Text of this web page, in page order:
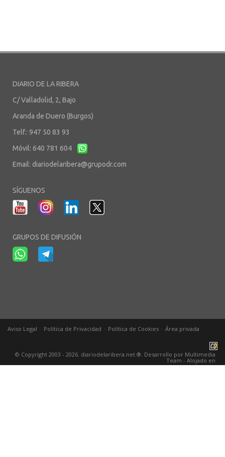
DIARIO DE LA RIBERA
C/ Valladolid, 2, Bajo
Aranda de Duero (Burgos)
Telf.: 947 50 83 93
Móvil: 640 781 604
Email: diariodelaribera@grupodr.com
SÍGUENOS
GRUPOS DE DIFUSIÓN
Aviso Legal Política de Privacidad Política de Cookies Área privada
© Copyright 2003 - 2026. diariodelaribera.net ®. Desarrollo por Multimedia
Team - Alojado en